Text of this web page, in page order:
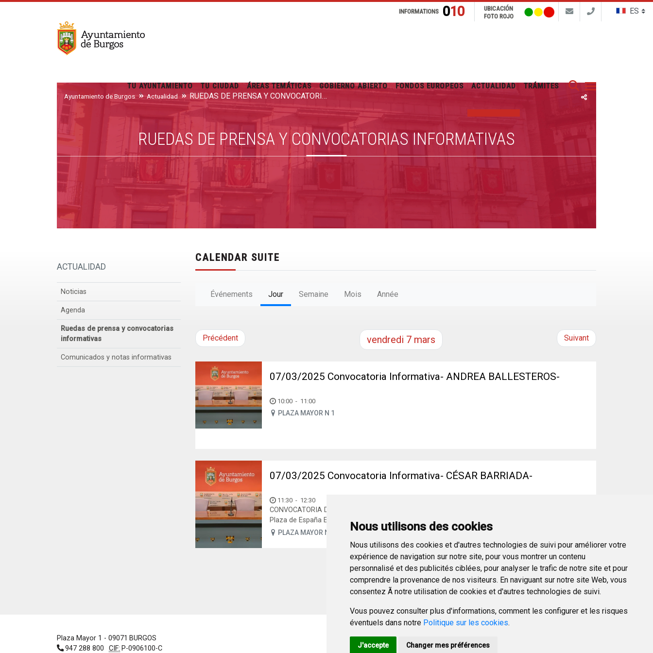
Nous utilisons des cookies
Nous utilisons des cookies et d'autres technologies de suivi pour améliorer votre
expérience de navigation sur notre site, pour vous montrer un contenu
personnalisé et des publicités ciblées, pour analyser le trafic de notre site et pour
comprendre la provenance de nos visiteurs. En naviguant sur notre site Web, vous
consentez Ã notre utilisation de cookies et d'autres technologies de suivi.
Vous pouvez consulter plus d'informations, comment les configurer et les risques
éventuels dans notre Politique sur les cookies.
J'accepte Changer mes préférences
Buscar
INFORMATIONS 010
UBICACIÓN
FOTO ROJO
TU AYUNTAMIENTO TU CIUDAD ÁREAS TEMÁTICAS GOBIERNO ABIERTO FONDOS EUROPEOS ACTUALIDAD TRÁMITES
Ayuntamiento de Burgos Actualidad RUEDAS DE PRENSA Y CONVOCATORIAS INFORMATIVAS
RUEDAS DE PRENSA Y CONVOCATORIAS INFORMATIVAS
ACTUALIDAD
Noticias
Agenda
Ruedas de prensa y convocatorias
informativas
Comunicados y notas informativas
CALENDAR SUITE
Événements Jour Semaine Mois Année
Précédent vendredi 7 mars Suivant
07/03/2025 Convocatoria Informativa- ANDREA BALLESTEROS-
10:00 - 11:00
PLAZA MAYOR N 1
07/03/2025 Convocatoria Informativa- CÉSAR BARRIADA-
11:30 - 12:30
CONVOCATORIA DE RUEDA DE PRENSA Viernes 7 de marzo, 11.30 horas Mercado Norte provisional
Plaza de España El concejal de Comercio, César Barriada,...
PLAZA MAYOR N 1
Plaza Mayor 1 - 09071 BURGOS
947 288 800
CIF: P-0906100-C